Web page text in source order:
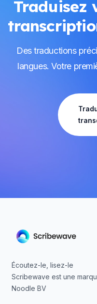
Traduisez
Des traductions
langues. Votre
Écoutez-le, lisez-le
Scribewave est une
Noodle BV